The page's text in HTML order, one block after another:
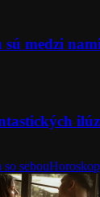
sú medzi
sebou